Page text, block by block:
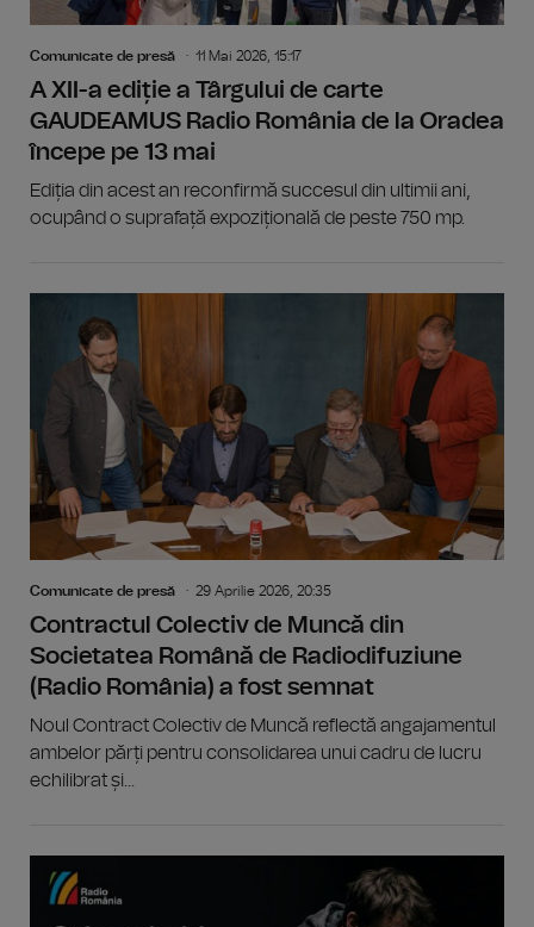
Comunicate de presă 11 Mai 2026, 15:17
A XII-a ediție a Târgului de carte
GAUDEAMUS Radio România de la Oradea
începe pe 13 mai
Ediția din acest an reconfirmă succesul din ultimii ani,
ocupând o suprafață expozițională de peste 750 mp.
Comunicate de presă 29 Aprilie 2026, 20:35
Contractul Colectiv de Muncă din
Societatea Română de Radiodifuziune
(Radio România) a fost semnat
Noul Contract Colectiv de Muncă reflectă angajamentul
ambelor părți pentru consolidarea unui cadru de lucru
echilibrat și...